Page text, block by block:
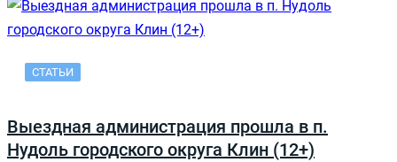
СТАТЬИ
Выездная администрация прошла в п.
Нудоль городского округа Клин (12+)